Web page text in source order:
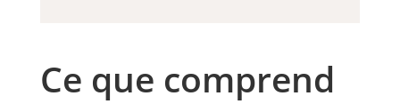
Ce que comprend